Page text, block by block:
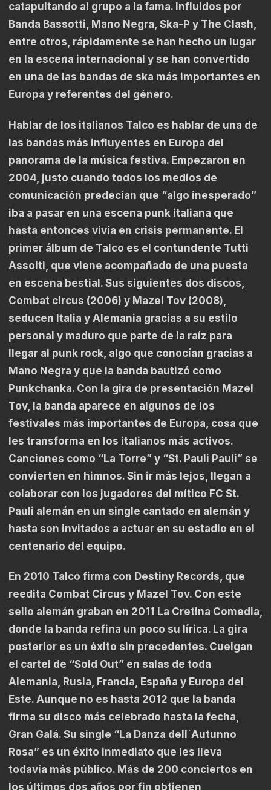
catapultando al grupo a la fama. Influidos por
Banda Bassotti, Mano Negra, Ska-P y The Clash,
entre otros, rápidamente se han hecho un lugar
en la escena internacional y se han convertido
en una de las bandas de ska más importantes en
Europa y referentes del género.
Hablar de los italianos Talco es hablar de una de
las bandas más influyentes en Europa del
panorama de la música festiva. Empezaron en
2004, justo cuando todos los medios de
comunicación predecían que “algo inesperado”
iba a pasar en una escena punk italiana que
hasta entonces vivía en crisis permanente. El
primer álbum de Talco es el contundente Tutti
Assolti, que viene acompañado de una puesta
en escena bestial. Sus siguientes dos discos,
Combat circus (2006) y Mazel Tov (2008),
seducen Italia y Alemania gracias a su estilo
personal y maduro que parte de la raíz para
llegar al punk rock, algo que conocían gracias a
Mano Negra y que la banda bautizó como
Punkchanka. Con la gira de presentación Mazel
Tov, la banda aparece en algunos de los
festivales más importantes de Europa, cosa que
les transforma en los italianos más activos.
Canciones como “La Torre” y “St. Pauli Pauli” se
convierten en himnos. Sin ir más lejos, llegan a
colaborar con los jugadores del mítico FC St.
Pauli alemán en un single cantado en alemán y
hasta son invitados a actuar en su estadio en el
centenario del equipo.
En 2010 Talco firma con Destiny Records, que
reedita Combat Circus y Mazel Tov. Con este
sello alemán graban en 2011 La Cretina Comedia,
donde la banda refina un poco su lírica. La gira
posterior es un éxito sin precedentes. Cuelgan
el cartel de “Sold Out” en salas de toda
Alemania, Rusia, Francia, España y Europa del
Este. Aunque no es hasta 2012 que la banda
firma su disco más celebrado hasta la fecha,
Gran Galá. Su single “La Danza dell´Autunno
Rosa” es un éxito inmediato que les lleva
todavía más público. Más de 200 conciertos en
los últimos dos años por fin obtienen